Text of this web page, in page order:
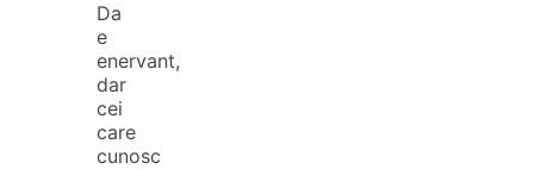
Da
e
enervant,
dar
cei
care
cunosc